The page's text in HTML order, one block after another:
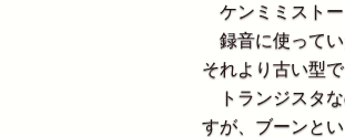
ケンミミストー
録音に使ってい
それより古い型
トランジスタな
すが、ブーンと